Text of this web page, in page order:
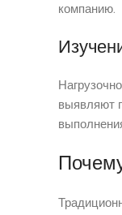
компанию.
выявляют